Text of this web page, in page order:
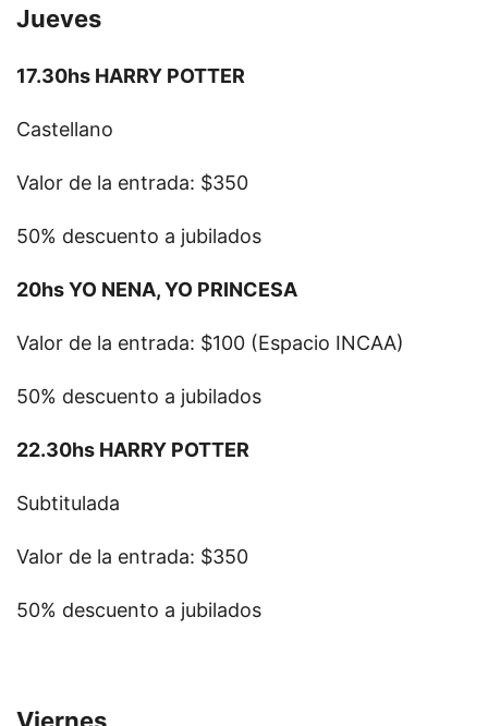
Jueves
17.30hs HARRY POTTER
Castellano
Valor de la entrada: $350
50% descuento a jubilados
20hs YO NENA, YO PRINCESA
Valor de la entrada: $100 (Espacio INCAA)
50% descuento a jubilados
22.30hs HARRY POTTER
Subtitulada
Valor de la entrada: $350
50% descuento a jubilados